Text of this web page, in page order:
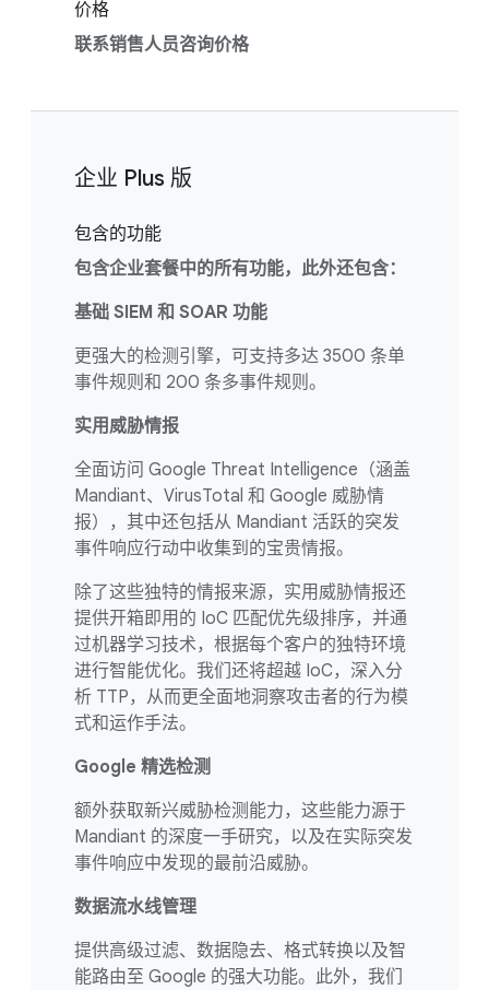
价格
联系销售人员咨询价格
企业 Plus 版
包含的功能
包含企业套餐中的所有功能，此外还包含：
基础 SIEM 和 SOAR 功能
更强大的检测引擎，可支持多达 3500 条单
事件规则和 200 条多事件规则。
实用威胁情报
全面访问 Google Threat Intelligence（涵盖
Mandiant、VirusTotal 和 Google 威胁情
报），其中还包括从 Mandiant 活跃的突发
事件响应行动中收集到的宝贵情报。
除了这些独特的情报来源，实用威胁情报还
提供开箱即用的 IoC 匹配优先级排序，并通
过机器学习技术，根据每个客户的独特环境
进行智能优化。我们还将超越 IoC，深入分
析 TTP，从而更全面地洞察攻击者的行为模
式和运作手法。
Google 精选检测
额外获取新兴威胁检测能力，这些能力源于
Mandiant 的深度一手研究，以及在实际突发
事件响应中发现的最前沿威胁。
数据流水线管理
提供高级过滤、数据隐去、格式转换以及智
能路由至 Google 的强大功能。此外，我们